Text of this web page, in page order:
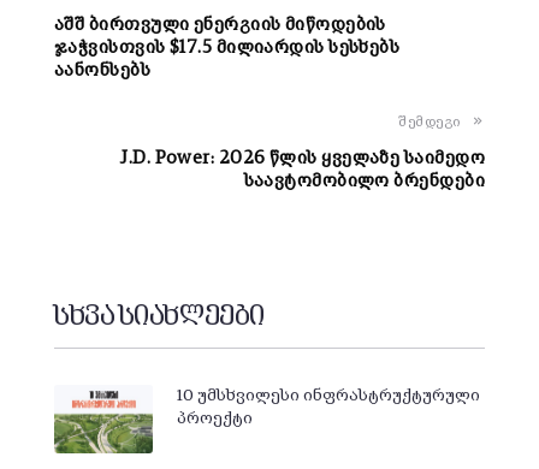
აშშ ბირთვული ენერგიის მიწოდების
ჯაჭვისთვის $17.5 მილიარდის სესხებს
აანონსებს
შემდეგი
J.D. Power: 2026 წლის ყველაზე საიმედო
საავტომობილო ბრენდები
სხვა სიახლეები
10 უმსხვილესი ინფრასტრუქტურული
პროექტი